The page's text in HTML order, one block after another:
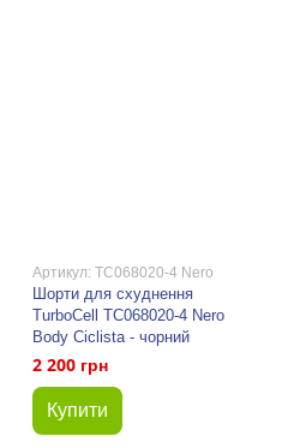
Артикул: TC068020-4 Nero
Шорти для схуднення
TurboCell TC068020-4 Nero
Body Ciclista - чорний
2 200 грн
Купити